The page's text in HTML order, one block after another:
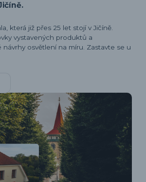
která již přes 25 let stojí v Jičíně.
vystavených produktů a
osvětlení na míru. Zastavte se u